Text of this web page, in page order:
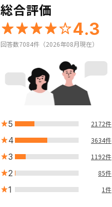
総合評価
4.3
回答数7084件（2026年08月現在）
5 2172件
4 3634件
3 1192件
2 85件
1 1件